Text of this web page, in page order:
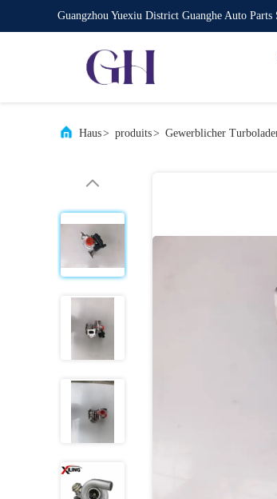
Guangzhou Yuexiu District Guanghe Auto Parts
Haus> produits> Gewerblicher